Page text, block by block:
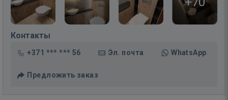
Контакты
+371 *** *** 56 Эл. почта WhatsApp
Предложить заказ